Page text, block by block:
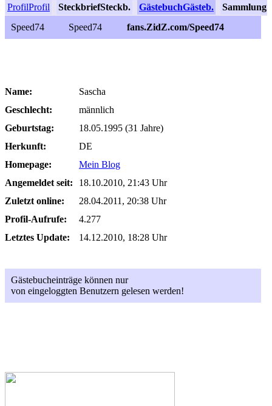
ProfilProfil SteckbriefSteckb. GästebuchGästeb. Sammlung
Speed74
Speed74 fans.ZidZ.com/Speed74
Name:
Sascha
Geschlecht:
männlich
Geburtstag:
18.05.1995 (31 Jahre)
Herkunft:
DE
Homepage:
Mein Blog
Angemeldet seit:
18.10.2010, 21:43 Uhr
Zuletzt online:
28.04.2011, 20:38 Uhr
Profil-Aufrufe:
4.277
Letztes Update:
14.12.2010, 18:28 Uhr
Gästebucheinträge können nur
von eingeloggten Benutzern gelesen werden!